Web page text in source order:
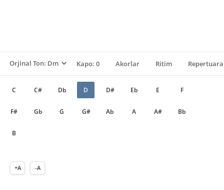
Kapo: 0 Akorlar Ritim
C C# Db D D# Eb E F
F# Gb G G# Ab A A# Bb
B
+A -A